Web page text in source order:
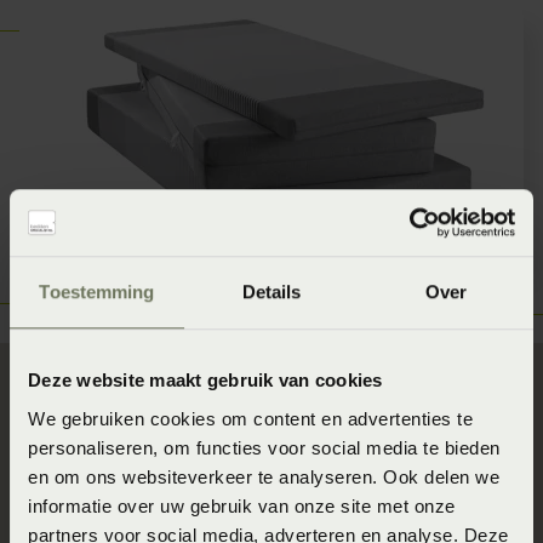
Toestemming Details Over
Deze website maakt gebruik van cookies
We gebruiken cookies om content en advertenties te
personaliseren, om functies voor social media te bieden
en om ons websiteverkeer te analyseren. Ook delen we
informatie over uw gebruik van onze site met onze
partners voor social media, adverteren en analyse. Deze
Ontdek jouw Slaapgedrag!
Wil je weten welke matrassen voor jou het beste zijn,
maak dan gebruik van onze Meetbaar Beter Liggen